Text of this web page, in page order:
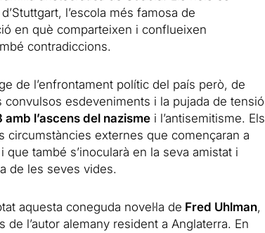
l’escola més famosa de
en què comparteixen i conflueixen
contradiccions.
de l’enfrontament polític del país però, de
esdeveniments i la pujada de tensió
l’ascens del nazismei l’antisemitisme. Els
externes que començaran a
també s’inocularà en la seva amistat i
de les seves vides.
aquesta coneguda novel·la de Fred Uhlman,
l’autor alemany resident a Anglaterra. En